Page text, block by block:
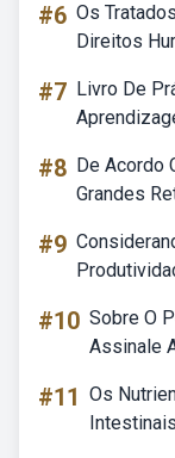
#6 Os
Direitos
#7 Livro De
#8 De Acordo
Grandes
#9
#10 Sobre O
Assinale
#11 Os